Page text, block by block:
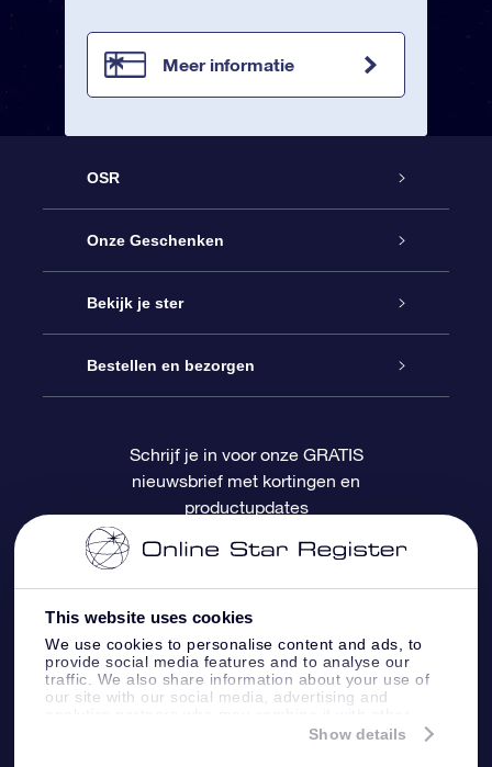
This website uses cookies
We use cookies to personalise content and ads, to
provide social media features and to analyse our
traffic. We also share information about your use of
our site with our social media, advertising and
information that you’ve provided to them or that
Show details
Meer informatie
OSR
Service
Contact
Blog
OSR Recensies
Onze Geschenken
Online Star Gift
OSR Cadeaupakket
OSR Cadeaukaart
Relatiegeschenken
Bekijk je ster
Sterrenregister
Gepersonaliseerde sterrenpagina
One Million Stars
OSR Starsaver
Fly me to the Stars App
Bestellen en bezorgen
Betalingsinformatie
Verzendinformatie
Retourbeleid
Constellaties
Schrijf je in voor onze GRATIS
nieuwsbrief met kortingen en
productupdates